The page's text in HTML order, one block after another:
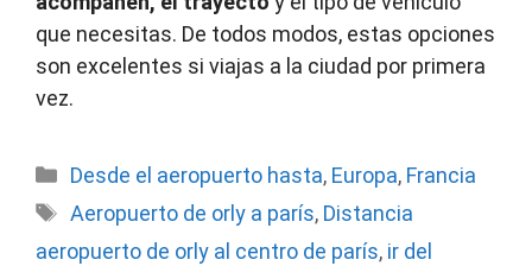
que necesitas. De todos modos, estas opciones
son excelentes si viajas a la ciudad por primera
vez.
Categorías
Desde el aeropuerto hasta, Europa, Francia
Etiquetas
Aeropuerto de orly a parís, Distancia
aeropuerto de orly al centro de parís, ir del